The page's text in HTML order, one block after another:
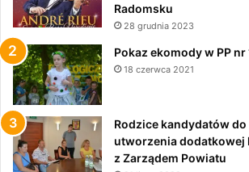
Radomsku
28 grudnia 2023
Pokaz ekomody w PP nr
18 czerwca 2021
Rodzice kandydatów do
utworzenia dodatkowej
z Zarządem Powiatu